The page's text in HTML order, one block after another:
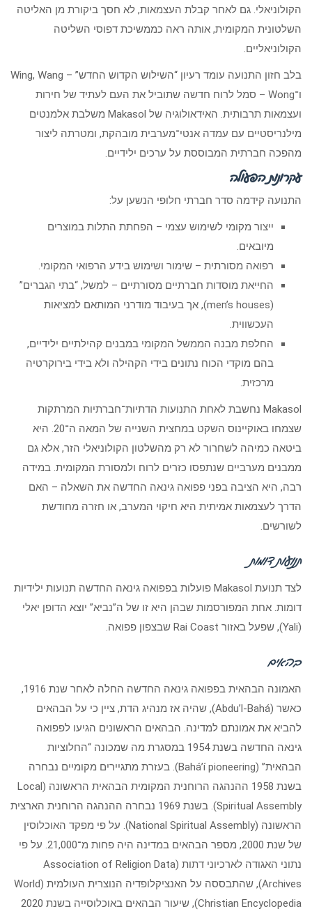
הקולוניאלי. גם לאחר קבלת העצמאות, לא חסך ביקורת מן האליטה
השלטונית המקומית, אותה ראה כממשיכת דפוסי השליטה
הקולוניאליים.
בלב חזון התנועה עומד רעיון “השילוש הקדוש החדש” – Wing, Wang
ו־Wong – סמל לרוח חדשה שתוביל את העם לעתיד של חירות
ועצמאות תרבותית. האידאולוגיה של Makasol משלבת אלמנטים
מילנריסטיים עם עמדה אנטי־מערבית מובהקת, ומטרתה ליצור
מהפכה חברתית המבוססת על ערכים ילידיים.
עקרונות הפעולה
התנועה קידמה סדר חברתי חלופי הנשען על:
ייצור מקומי לשימוש עצמי – הפחתת התלות במוצרים
מיובאים.
רפואה מסורתית – שימור ושימוש בידע הרפואי המקומי.
החייאת מוסדות חברתיים מסורתיים – למשל, “בתי הגברים”
(men’s houses), אך בעיבוד מודרני המותאם למציאות
העכשווית.
החלפת מבנה הממשל המקומי במבנים קהילתיים ילידיים,
בהם מוקדי הכוח נתונים בידי הקהילה ולא בידי בירוקרטיה
מרכזית.
Makasol נחשבת לאחת התנועות הדתיות־חברתיות המרתקות
שצמחו באוקיינוס השקט במחצית השנייה של המאה ה־20. היא
ביטאה כמיהה לשחרור לא רק מהשלטון הקולוניאלי הזר, אלא גם
ממבנים מערביים שנתפסו כזרים לרוח ולמסורת המקומית. במידה
רבה, היא הציבה בפני פפואה גינאה החדשה את השאלה – האם
הדרך לעצמאות אמיתית היא חיקוי המערב, או חזרה מחודשת
לשורשים.
תנועות דומות
לצד תנועת Makasol פועלות בפפואה גינאה החדשה תנועות ילידיות
דומות. אחת המפורסמות שבהן היא זו של ה”נביא” יוצא הדופן יאלי
(Yali), שפעל באזור Rai Coast שבצפון פפואה.
בהאים
האמונה הבהאית בפפואה גינאה החדשה החלה לאחר שנת 1916,
כאשר (Abdu’l-Bahá), שהיה אז מנהיג הדת, ציין כי על הבהאים
להביא את אמונתם למדינה. הבהאים הראשונים הגיעו לפפואה
גינאה החדשה בשנת 1954 במסגרת מה שמכונה “החלוציות
הבהאית” (Baháʼí pioneering). בעזרת מתגיירים מקומיים נבחרה
בשנת 1958 ההנהגה הרוחנית המקומית הבהאית הראשונה (Local
Spiritual Assembly). בשנת 1969 נבחרה ההנהגה הרוחנית הארצית
הראשונה (National Spiritual Assembly). על פי מפקד האוכלוסין
של שנת 2000, מספר הבהאים במדינה היה פחות מ־21,000. על פי
נתוני האגודה לארכיוני דתות (Association of Religion Data
Archives), שהתבססה על האנציקלופדיה הנוצרית העולמית (World
Christian Encyclopedia), שיעור הבהאים באוכלוסייה בשנת 2020